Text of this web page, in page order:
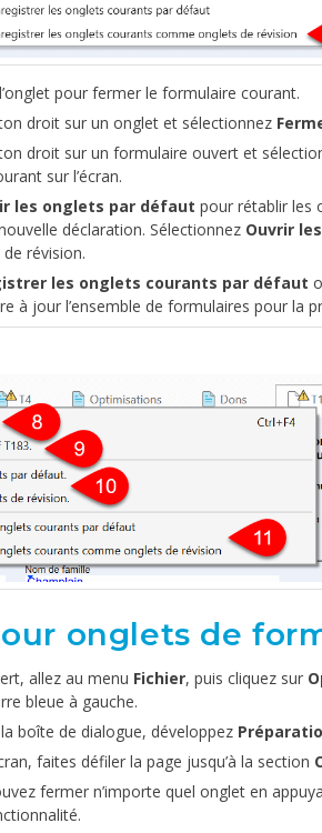
pour fermer le formulaire courant.
droit sur un onglet et sélectionnez
droit sur un formulaire ouvert et
sur l’écran.
les onglets par défaut pour rétablir les
déclaration. Sélectionnez Ouvrir
révision.
les onglets courants par défaut
à jour l’ensemble de formulaires pour la
onglets de
allez au menu Fichier, puis cliquez sur
bleue à gauche.
boîte de dialogue, développez
faites défiler la page jusqu’à la section
fermer n’importe quel onglet en